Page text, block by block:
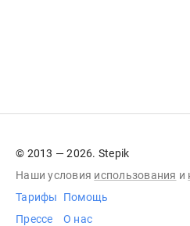
© 2013 — 2026. Stepik
Наши условия использования и
Тарифы
Прессе
Помощь
О нас